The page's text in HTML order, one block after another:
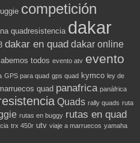
competición
quadresistencia dakar
dakar en quad dakar online
todos evento atv evento
GPS para quad gps quad kymco ley de
quad panafrica panáfrica
Quads rally quads ruta
rutas en buggy rutas en quad
trx 450r utv viaje a marruecos yamaha